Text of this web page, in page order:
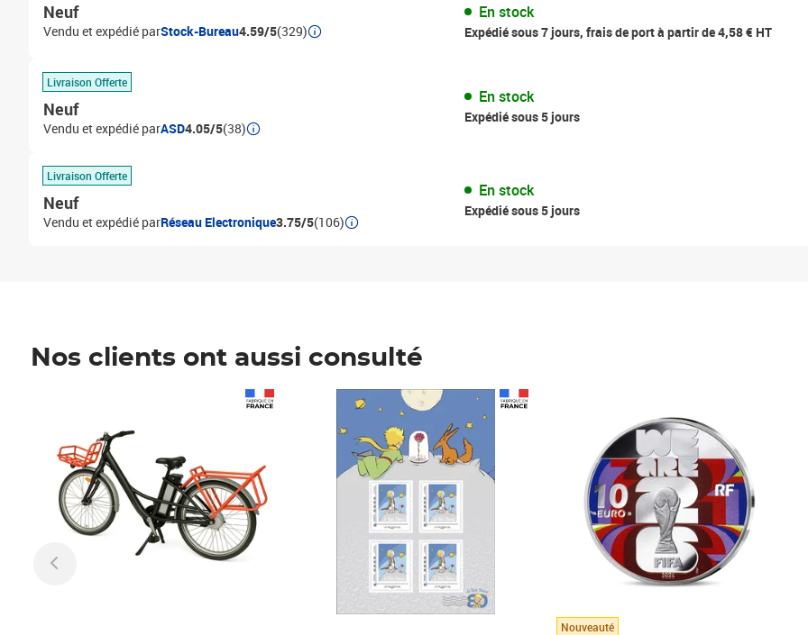
Neuf
Vendu et expédié parStock-Bureau4.59/5(329)
En stock
Expédié sous 7 jours, frais de port à partir de 4,58 € HT
Livraison Offerte
Neuf
Vendu et expédié parASD4.05/5(38)
En stock
Expédié sous 5 jours
Livraison Offerte
Neuf
Vendu et expédié parRéseau Electronique3.75/5(106)
En stock
Expédié sous 5 jours
Nos clients ont aussi consulté
Prix 6,25€ HT
Nouveauté